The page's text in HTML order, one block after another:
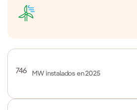
746 MW instalados en 2025